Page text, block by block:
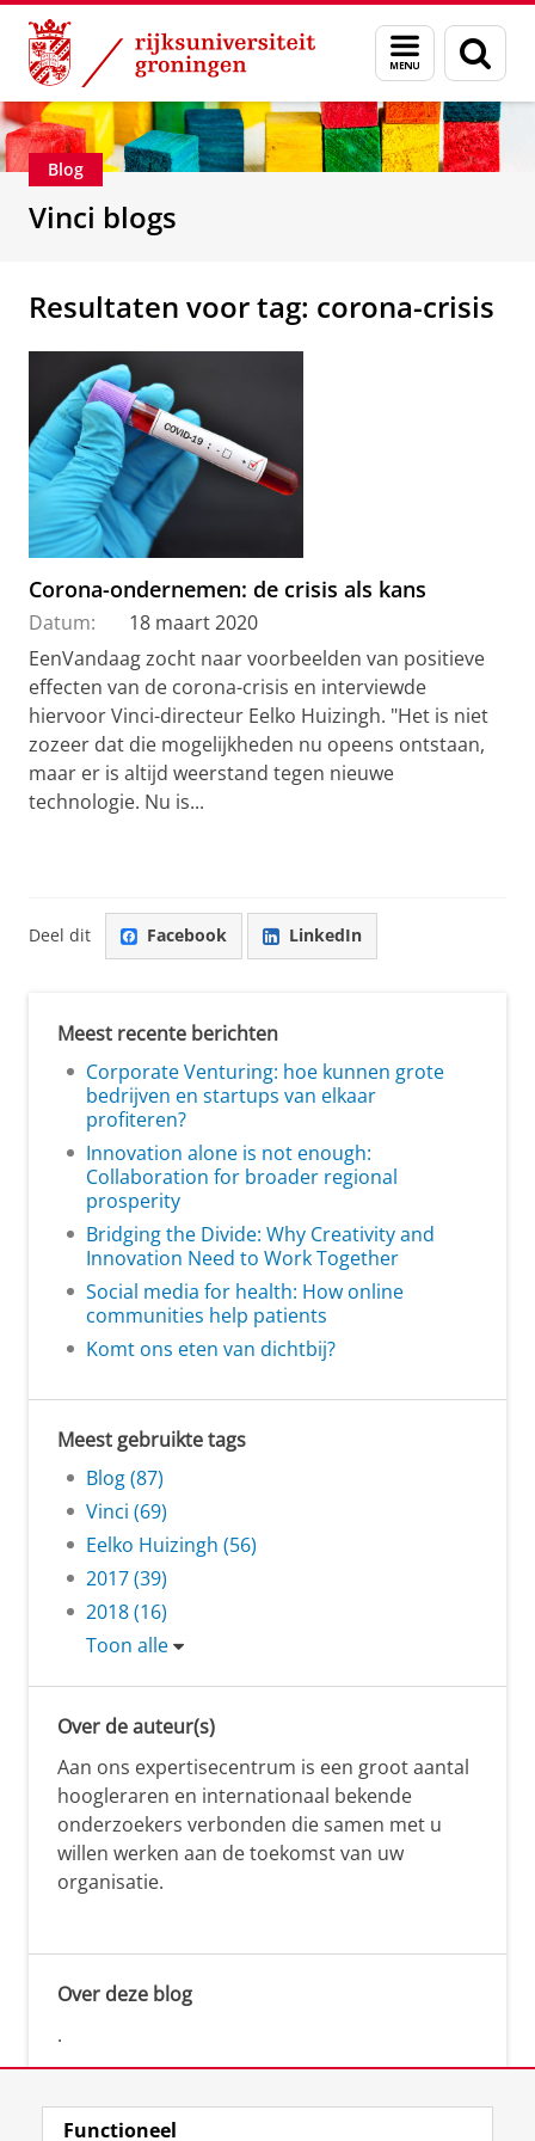
Skip
Content
Skip
Navigation
Menu
en
zoeken
Department of Innovation Management &
Blog
Vinci blogs
Resultaten voor tag: corona-crisis
Corona-ondernemen: de crisis als kans
Datum:
18 maart 2020
EenVandaag zocht naar voorbeelden van positieve
effecten van de corona-crisis en interviewde
hiervoor Vinci-directeur Eelko Huizingh. "Het is niet
zozeer dat die mogelijkheden nu opeens ontstaan,
maar er is altijd weerstand tegen nieuwe
technologie. Nu is...
Deel dit Facebook LinkedIn
Meest recente berichten
Corporate Venturing: hoe kunnen grote
bedrijven en startups van elkaar
profiteren?
Innovation alone is not enough:
Collaboration for broader regional
prosperity
Bridging the Divide: Why Creativity and
Innovation Need to Work Together
Social media for health: How online
communities help patients
Komt ons eten van dichtbij?
Meest gebruikte tags
Blog (87)
Vinci (69)
Eelko Huizingh (56)
2017 (39)
2018 (16)
Toon alle
Over de auteur(s)
Aan ons expertisecentrum is een groot aantal
hoogleraren en internationaal bekende
onderzoekers verbonden die samen met u
willen werken aan de toekomst van uw
organisatie.
Over deze blog
.
Functioneel